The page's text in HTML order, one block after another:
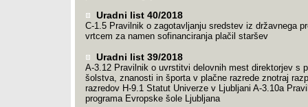
Uradni list 40/2018
C-1.5 Pravilnik o zagotavljanju sredstev iz državnega
vrtcem za namen sofinanciranja plačil staršev
Uradni list 39/2018
A-3.12 Pravilnik o uvrstitvi delovnih mest direktorjev s
šolstva, znanosti in športa v plačne razrede znotraj
razredov H-9.1 Statut Univerze v Ljubljani A-3.10a
programa Evropske šole Ljubljana